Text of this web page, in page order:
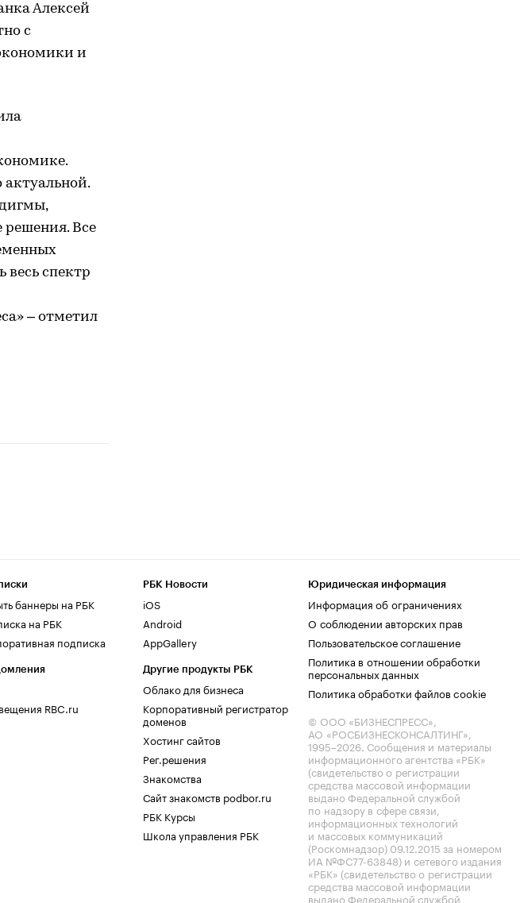
Алексей
с
и
актуальной.
решения. Все
спектр
– отметил
баннеры на РБК
на РБК
подписка
RBC.ru
РБК Новости
iOS
Android
AppGallery
Другие продукты РБК
Облако для бизнеса
Корпоративный регистратор
доменов
Хостинг сайтов
Рег.решения
Знакомства
Сайт знакомств podbor.ru
РБК Курсы
Школа управления РБК
Юридическая информация
Информация об ограничениях
О соблюдении авторских прав
Пользовательское соглашение
Политика в отношении обработки
персональных данных
Политика обработки файлов cookie
© ООО «БИЗНЕСПРЕСС»,
АО «РОСБИЗНЕСКОНСАЛТИНГ»,
1995–2026. Сообщения и материалы
информационного агентства «РБК»
(свидетельство о регистрации
средства массовой информации
выдано Федеральной службой
по надзору в сфере связи,
информационных технологий
и массовых коммуникаций
(Роскомнадзор) 09.12.2015 за номером
ИА №ФС77-63848) и сетевого издания
«РБК» (свидетельство о регистрации
средства массовой информации
выдано Федеральной службой